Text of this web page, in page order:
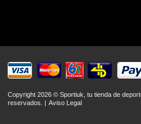
Copyright 2026 © Sportiuk, tu tienda de
reservados. | Aviso Legal